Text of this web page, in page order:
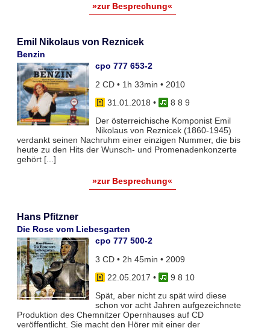
»zur Besprechung«
Emil Nikolaus von Reznicek
Benzin
cpo 777 653-2
2 CD • 1h 33min • 2010
31.01.2018 •
8 8 9
Der österreichische Komponist Emil
Nikolaus von Reznicek (1860-1945)
verdankt seinen Nachruhm einer einzigen Nummer, die bis
heute zu den Hits der Wunsch- und Promenadenkonzerte
gehört [...]
»zur Besprechung«
Hans Pfitzner
Die Rose vom Liebesgarten
cpo 777 500-2
3 CD • 2h 45min • 2009
22.05.2017 •
9 8 10
Spät, aber nicht zu spät wird diese
schon vor acht Jahren aufgezeichnete
Produktion des Chemnitzer Opernhauses auf CD
veröffentlicht. Sie macht den Hörer mit einer der